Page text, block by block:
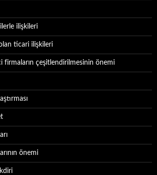
ilişkileri
ticari ilişkileri
firmaların çeşitlendirilmesinin önemi
önemi